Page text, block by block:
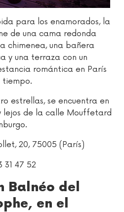
para los enamorados, la
de una cama redonda
chimenea, una bañera
y una terraza con un
romántica en París
tiempo.
estrellas, se encuentra en
lejos de la calle Mouffetard
20, 75005 (París)
31 47 52
Balnéo del
en el